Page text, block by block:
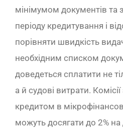
мінімумом документів та
періоду кредитування і
порівняти швидкість
необхідним списком
доведеться сплатити не
а й судові витрати.
кредитом в
можуть досягати до 2%